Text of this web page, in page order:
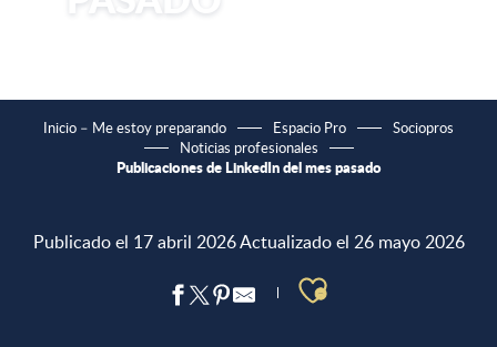
Inicio – Me estoy preparando Espacio Pro
Sociopros
Noticias profesionales
Publicaciones de LinkedIn del mes pasado
Publicado el 17 abril 2026Actualizado el 26 mayo 2026
Ajouter aux